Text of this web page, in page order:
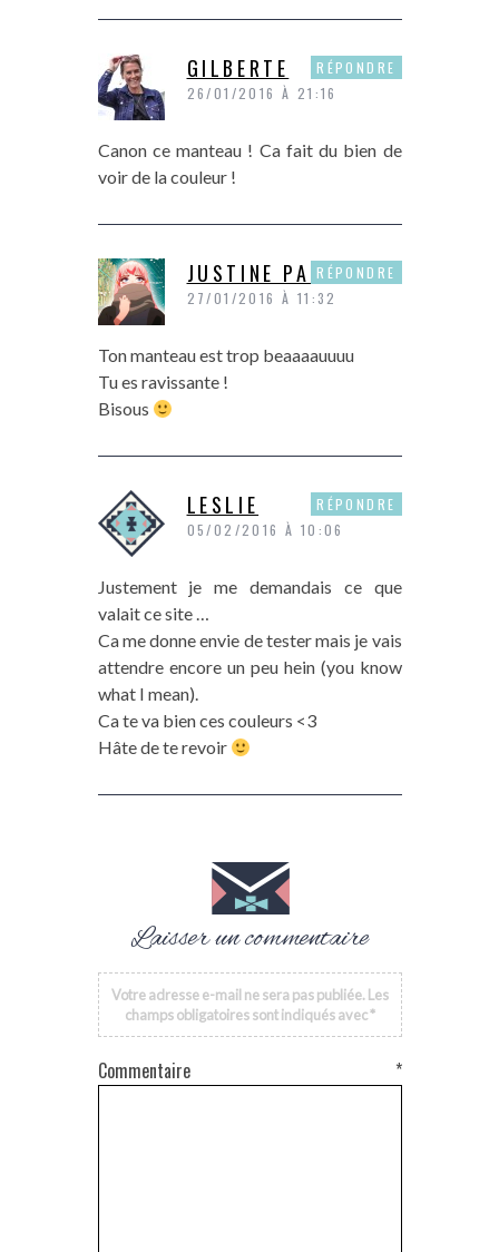
GILBERTE
26/01/2016 À 21:16
Canon ce manteau ! Ca fait du bien de
voir de la couleur !
RÉPONDRE
JUSTINE PAPER
27/01/2016 À 11:32
Ton manteau est trop beaaaauuuu
Tu es ravissante !
Bisous
RÉPONDRE
LESLIE
05/02/2016 À 10:06
Justement je me demandais ce que
valait ce site …
Ca me donne envie de tester mais je vais
attendre encore un peu hein (you know
what I mean).
Ca te va bien ces couleurs <3
Hâte de te revoir
RÉPONDRE
Laisser un commentaire
Votre adresse e-mail ne sera pas publiée. Les
champs obligatoires sont indiqués avec*
Commentaire *